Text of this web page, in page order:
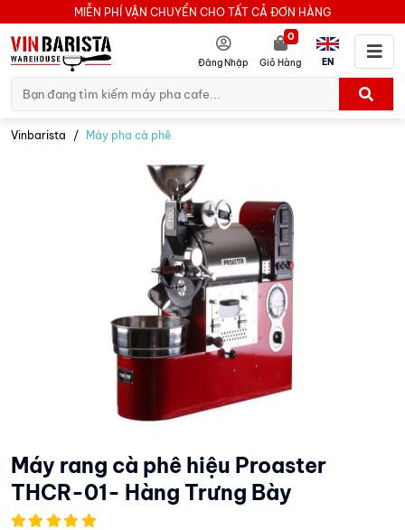
MIỄN PHÍ VẬN CHUYỂN CHO TẤT CẢ ĐƠN HÀNG
Đăng Nhập Giỏ Hàng
0
EN
Vinbarista Máy pha cà phê
Máy rang cà phê hiệu Proaster
THCR-01- Hàng Trưng Bày